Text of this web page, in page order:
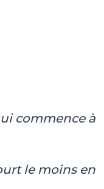
commence à
le moins en